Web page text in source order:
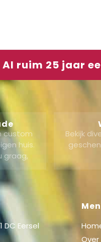
Al ruim 25 jaar
custom
huis.
graag,
Bekijk
DC Eersel
Over